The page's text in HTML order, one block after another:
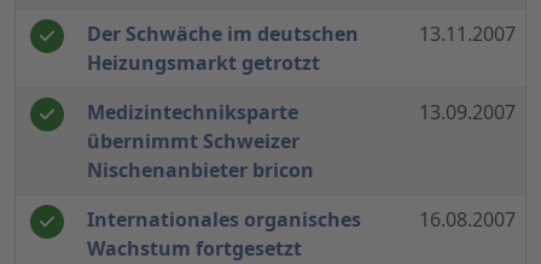
Der Schwäche im deutschen
Heizungsmarkt getrotzt
13.11.2007
Medizintechniksparte
übernimmt Schweizer
Nischenanbieter bricon
13.09.2007
Internationales organisches
Wachstum fortgesetzt
16.08.2007